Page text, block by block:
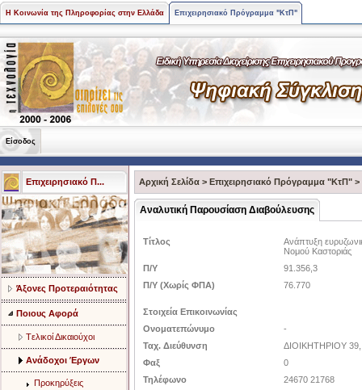
Η Κοινωνία της Πληροφορίας στην Ελλάδα Επιχειρησιακό Πρόγραμμα "ΚτΠ"
Είσοδος
Επιχειρησιακό Π...
Άξονες Προτεραιότητας
Ποιους Αφορά
Tελικοί Δικαιούχοι
Ανάδοχοι Έργων
Προκηρύξεις
Αρχική Σελίδα > Επιχειρησιακό Πρόγραμμα "ΚτΠ" >
Αναλυτική Παρουσίαση Διαβούλευσης
Τίτλος
Ανάπτυξη
Νομού Καστοριάς
Π/Υ
91.356,3
Π/Υ (Χωρίς ΦΠΑ)
76.770
Στοιχεία Επικοινωνίας
Ονοματεπώνυμο
-
Ταχ. Διεύθυνση
ΔΙΟΙΚΗΤΗΡΙΟΥ
Φαξ
0
Τηλέφωνο
24670 21768